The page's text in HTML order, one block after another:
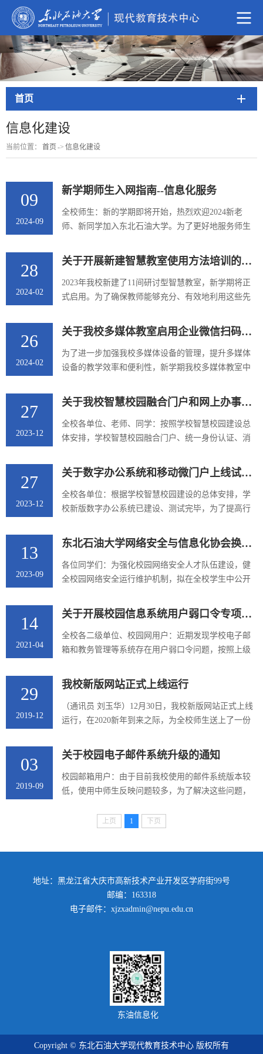
首页
信息化建设
当前位置： 首页 -> 信息化建设
09
2024-09
新学期师生入网指南--信息化服务
全校师生：新的学期即将开始，热烈欢迎2024新老
师、新同学加入东北石油大学。为了更好地服务师生
东油信息化服务指南，希望全校师生通过服务指南尽
享智慧东油服务之便！
28
2024-02
关于开展新建智慧教室使用方法培训的通知
2023年我校新建了11间研讨型智慧教室，新学期将正
式启用。为了确保教师能够充分、有效地利用这些先
构成、功能特点以及操作方法，掌握智慧教室在日常
教学中的应用技巧，提高教学效果和学习效率。我们
决定开展一次关于新建智慧教室使用方法的培训活
动。培训时间：2024年2月29日 14:00培训地点：1H-
现...
26
2024-02
关于我校多媒体教室启用企业微信扫码上课功能的通知
为了进一步加强我校多媒体设备的管理，提升多媒体
设备的教学效率和便利性，新学期我校多媒体教室中
在上课前十分钟自动启动，教师进入教室后点击“上
课”即可。非上课时间使用多媒体设备，需要使用企业
微信扫码开启设备，请有课教师在开课前去教室测试
本人手机扫码上课功能，如有问题请与现代教育技术
系人：郭老师，13359599569...
27
2023-12
关于我校智慧校园融合门户和网上办事大厅上线试运行的通知
全校各单位、老师、同学：按照学校智慧校园建设总
体安排，学校智慧校园融合门户、统一身份认证、消
事大厅平台已建设、测试完毕。为方便师生快捷获取
信息资源，开展一站式信息服务，实现“网上办、掌上
办”，提升师生日常办事效率，经学校研究决定，从即
日融合门户和网上办事大厅等平台正式上线试运行。
27
2023-12
关于数字办公系统和移动微门户上线试运行的通知
全校各单位：根据学校智慧校园建设的总体安排，学
校新版数字办公系统已建设、测试完毕，为了提高行
捷的功能，经学校研究决定，从2023年11月13日起正
式上线试运行。现将有关事宜通知如下：
13
2023-09
东北石油大学网络安全与信息化协会换届选拔公告
各位同学们：为强化校园网络安全人才队伍建设，健
全校园网络安全运行维护机制，拟在全校学生中公开
年度工作人员，现将有关事宜通知如下：一、岗位设
置理事（1名）团支书（1名）副理事（2名）宣传部部
长（1名）技术部部长（1名）秘书部部长（1名）活动
策划部部长（1名）二、报名条件政治面貌应当为中共
产党，具有强烈的爱国意识...
14
2021-04
关于开展校园信息系统用户弱口令专项治理工作的通知
全校各二级单位、校园网用户：近期发现学校电子邮
箱和教务管理等系统存在用户弱口令问题，按照上级
生网络安全意识，有效防范和抵御安全风险隐患，避
免因弱密码导致个人信息泄露，切实保障信息系统稳
定运行和数据安全。现对全校各类信息系统（网站）
管理员账号和用户登录账号等开展弱密码专项治理工
站）的弱密码治理要求1.全面自...
29
2019-12
我校新版网站正式上线运行
（通讯员 刘玉华）12月30日，我校新版网站正式上线
运行，在2020新年到来之际，为全校师生送上了一份
园信息化建设的重要工作，更是广大教职工的热切期
盼。经学校领导批准，现代教育技术中心于2019年6月
启动了学校网站改版设计工作。经过前期深入调研，
在充分听取各方面意见和建议的基础上，于9月初形成
段。10月8日，学校召开校...
03
2019-09
关于校园电子邮件系统升级的通知
校园邮箱用户：由于目前我校使用的邮件系统版本较
低，使用中师生反映问题较多，为了解决这些问题，
工作，经与邮件厂家联系对电子邮件系统进行升级。
上页 1 下页
地址：黑龙江省大庆市高新技术产业开发区学府街99号
邮编：163318
电子邮件：xjzxadmin@nepu.edu.cn
东油信息化
Copyright © 东北石油大学现代教育技术中心 版权所有